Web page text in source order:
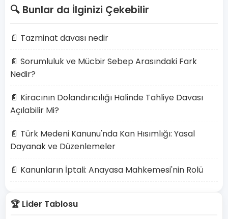
🔍 Bunlar da İlginizi Çekebilir
📄 Tazminat davası nedir
📄 Sorumluluk ve Mücbir Sebep Arasındaki Fark
Nedir?
📄 Kiracının Dolandırıcılığı Halinde Tahliye Davası
Açılabilir Mi?
📄 Türk Medeni Kanunu'nda Kan Hısımlığı: Yasal
Dayanak ve Düzenlemeler
📄 Kanunların İptali: Anayasa Mahkemesi'nin Rolü
🏆 Lider Tablosu